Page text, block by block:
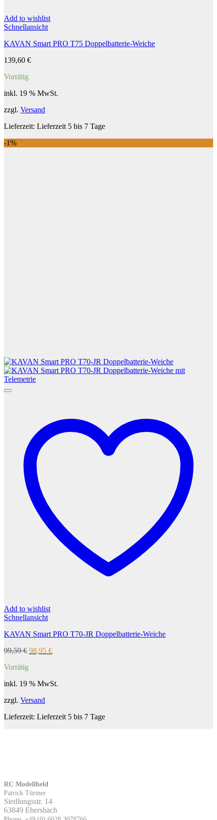
Add to wishlist
Schnellansicht
KAVAN Smart PRO T75 Doppelbatterie-Weiche
139,60 €
Vorrätig
inkl. 19 % MwSt.
zzgl. Versand
Lieferzeit: Lieferzeit 5 bis 7 Tage
-1%
Add to wishlist
Schnellansicht
KAVAN Smart PRO T70-JR Doppelbatterie-Weiche
99,59€ Ursprünglicher
98,95 €Aktueller
Vorrätig
inkl. 19 % MwSt.
zzgl. Versand
Lieferzeit: Lieferzeit 5 bis 7 Tage
RC Modellheld
Patrick Türmer
Siedlungsstr. 14
63849 Ebersbach